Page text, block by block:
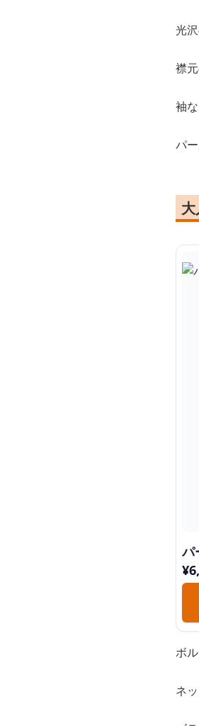
光
襟
袖
パ
パ
¥
ボ
ネ